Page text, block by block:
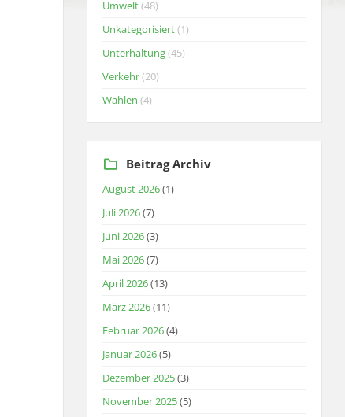
Umwelt(48)
Unkategorisiert(1)
Unterhaltung(45)
Verkehr(20)
Wahlen (4)
Beitrag Archiv
August 2026(1)
Juli 2026(7)
Juni 2026(3)
Mai 2026(7)
April 2026(13)
März 2026(11)
Februar 2026(4)
Januar 2026(5)
Dezember 2025(3)
November 2025(5)